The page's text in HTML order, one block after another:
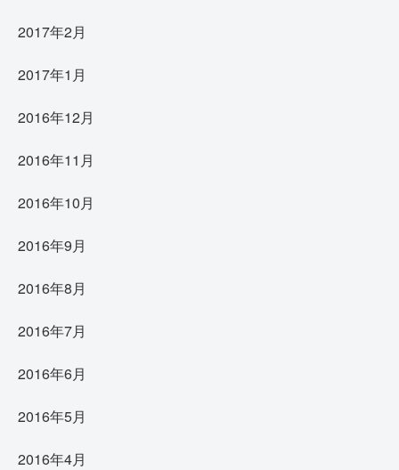
2017年2月
2017年1月
2016年12月
2016年11月
2016年10月
2016年9月
2016年8月
2016年7月
2016年6月
2016年5月
2016年4月